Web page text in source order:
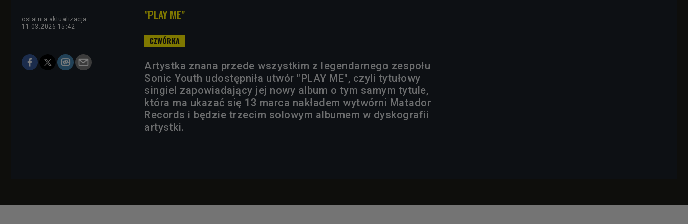
"PLAY ME"
ostatnia aktualizacja:
11.03.2026 15:42
Artystka znana przede wszystkim z legendarnego zespołu
Sonic Youth udostępniła utwór "PLAY ME", czyli tytułowy
singiel zapowiadający jej nowy album o tym samym tytule,
która ma ukazać się 13 marca nakładem wytwórni Matador
Records i będzie trzecim solowym albumem w dyskografii
artystki.